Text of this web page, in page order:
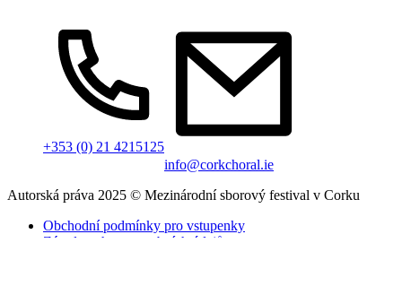
+353 (0) 21 4215125
info@corkchoral.ie
Autorská práva 2025 © Mezinárodní sborový festival v Corku
Obchodní podmínky pro vstupenky
Zásady ochrany osobních údajů